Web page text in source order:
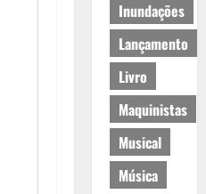
Inundações
Lançamento
Livro
Maquinistas
Musical
Música